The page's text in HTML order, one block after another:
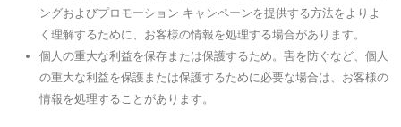
ングおよびプロモーション キャンペーンを提供する方法をよりよ
く理解するために、お客様の情報を処理する場合があります。
個人の重大な利益を保存または保護するため。害を防ぐなど、個人
の重大な利益を保護または保護するために必要な場合は、お客様の
情報を処理することがあります。